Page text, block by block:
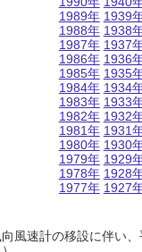
1989年
1988年
1987年
1986年
1985年
1984年
1983年
1982年
1981年
1980年
1979年
1978年
1977年
1939
1938
1937
1936
1935
1934
1933
1932
1931
1930
1929
1928
1927
風速計の移設に伴い